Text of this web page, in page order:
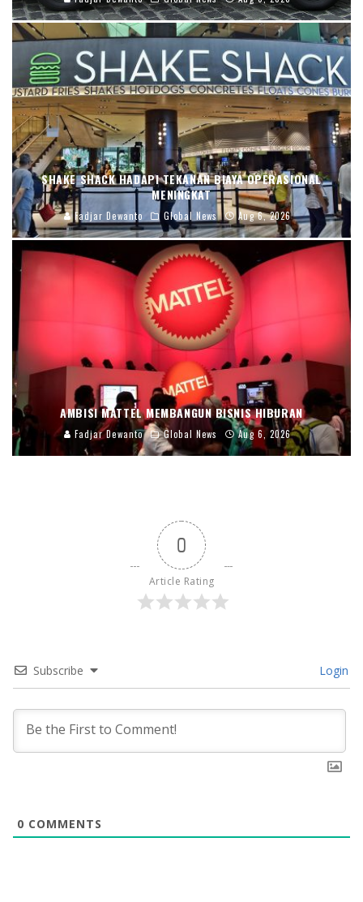
SHAKE SHACK HADAPI TEKANAN BIAYA OPERASIONAL
MENINGKAT
Fadjar Dewanto Global News Aug 6, 2026
AMBISI MATTEL MEMBANGUN BISNIS HIBURAN
Fadjar Dewanto Global News Aug 6, 2026
0
Article Rating
Subscribe Login
0 COMMENTS